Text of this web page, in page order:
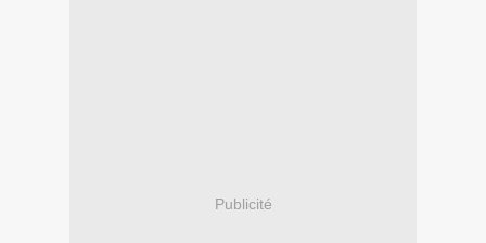
Publicité